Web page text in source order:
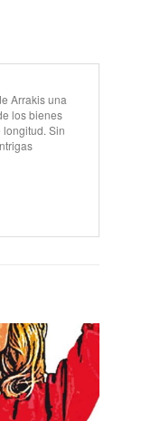
Arrakis una
los bienes
Sin